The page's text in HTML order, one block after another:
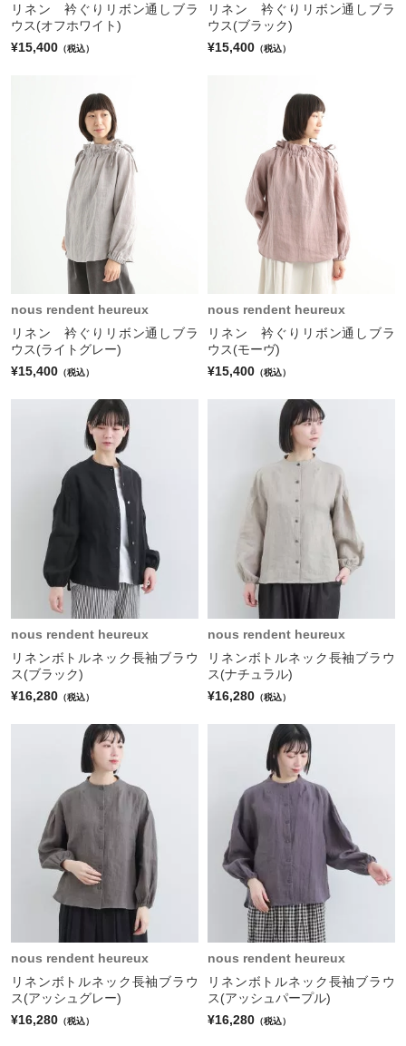
リネン 衿ぐりリボン通しブラ
ウス(オフホワイト)
¥15,400 （税込）
リネン 衿ぐりリボン通しブラ
ウス(ブラック)
¥15,400 （税込）
nous rendent heureux
リネン 衿ぐりリボン通しブラ
ウス(ライトグレー)
¥15,400 （税込）
nous rendent heureux
リネン 衿ぐりリボン通しブラ
ウス(モーヴ)
¥15,400 （税込）
nous rendent heureux
リネンボトルネック長袖ブラウ
ス(ブラック)
¥16,280 （税込）
nous rendent heureux
リネンボトルネック長袖ブラウ
ス(ナチュラル)
¥16,280 （税込）
nous rendent heureux
リネンボトルネック長袖ブラウ
ス(アッシュグレー)
¥16,280 （税込）
nous rendent heureux
リネンボトルネック長袖ブラウ
ス(アッシュパープル)
¥16,280 （税込）